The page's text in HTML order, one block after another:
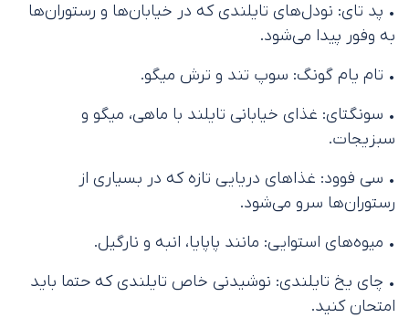
• پد تای: نودل‌های تایلندی که در خیابان‌ها و رستوران‌ها
به وفور پیدا می‌شود.
• تام یام گونگ: سوپ تند و ترش میگو.
• سونگتای: غذای خیابانی تایلند با ماهی، میگو و
سبزیجات.
• سی فوود: غذاهای دریایی تازه که در بسیاری از
رستوران‌ها سرو می‌شود.
• میوه‌های استوایی: مانند پاپایا، انبه و نارگیل.
• چای یخ تایلندی: نوشیدنی خاص تایلندی که حتما باید
امتحان کنید.